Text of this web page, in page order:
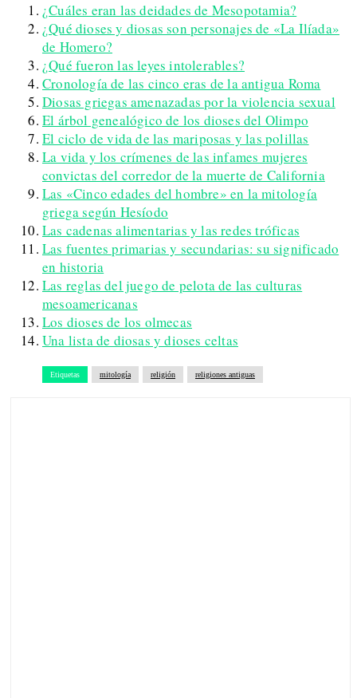
¿Cuáles eran las deidades de Mesopotamia?
¿Qué dioses y diosas son personajes de «La Ilíada»
de Homero?
¿Qué fueron las leyes intolerables?
Cronología de las cinco eras de la antigua Roma
Diosas griegas amenazadas por la violencia sexual
El árbol genealógico de los dioses del Olimpo
El ciclo de vida de las mariposas y las polillas
La vida y los crímenes de las infames mujeres
convictas del corredor de la muerte de California
Las «Cinco edades del hombre» en la mitología
griega según Hesíodo
Las cadenas alimentarias y las redes tróficas
Las fuentes primarias y secundarias: su significado
en historia
Las reglas del juego de pelota de las culturas
mesoamericanas
Los dioses de los olmecas
Una lista de diosas y dioses celtas
Etiquetas mitología religión religiones antiguas